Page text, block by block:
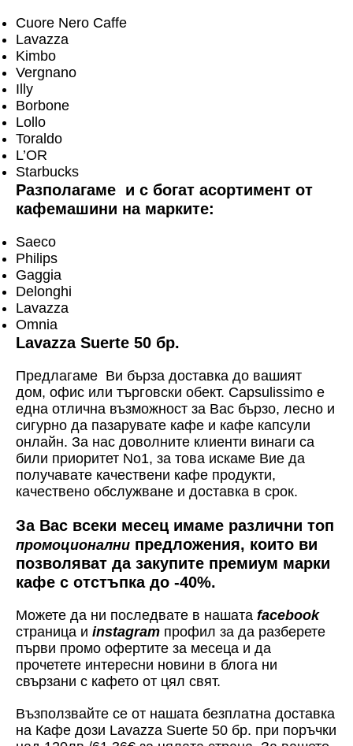
Cuore Nero Caffe
Lavazza
Kimbo
Vergnano
Illy
Borbone
Lollo
Toraldo
L’OR
Starbucks
Разполагаме и с богат асортимент от
кафемашини на марките:
Saeco
Philips
Gaggia
Delonghi
Lavazza
Omnia
Lavazza Suerte 50 бр.
Предлагаме Ви бърза доставка до вашият
дом, офис или търговски обект. Capsulissimo е
една отлична възможност за Вас бързо, лесно и
сигурно да пазарувате кафе и кафе капсули
онлайн. За нас доволните клиенти винаги са
били приоритет No1, за това искаме Вие да
получавате качествени кафе продукти,
качествено обслужване и доставка в срок.
За Вас всеки месец имаме различни топ
промоционални предложения, които ви
позволяват да закупите премиум марки
кафе с отстъпка до -40%.
Можете да ни последвате в нашата facebook
страница и instagram профил за да разберете
първи промо офертите за месеца и да
прочетете интересни новини в блога ни
свързани с кафето от цял свят.
Възползвайте се от нашата безплатна доставка
на Кафе дози Lavazza Suerte 50 бр. при поръчки